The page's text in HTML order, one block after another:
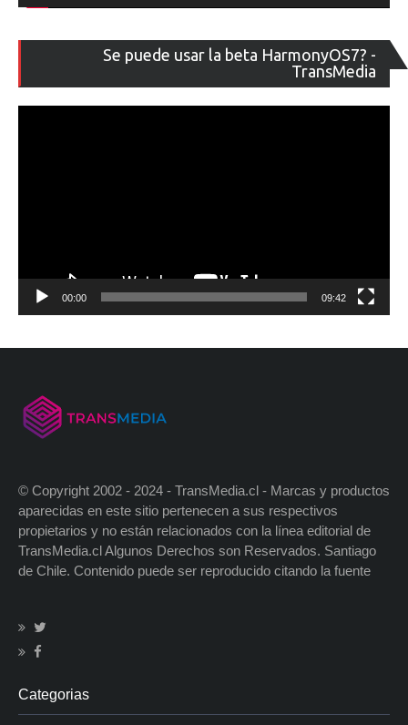
Se puede usar la beta HarmonyOS7? -
TransMedia
de
00:00 09:42
© Copyright 2002 - 2024 - TransMedia.cl - Marcas y productos
aparecidas en este sitio pertenecen a sus respectivos
propietarios y no están relacionados con la línea editorial de
TransMedia.cl Algunos Derechos son Reservados. Santiago
de Chile. Contenido puede ser reproducido citando la fuente
Categorias